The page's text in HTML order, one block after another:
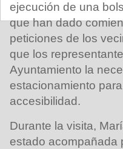
ejecución de una
que han dado
peticiones de los
que los
Ayuntamiento la
estacionamiento
accesibilidad.
Durante la visita,
estado acompañada